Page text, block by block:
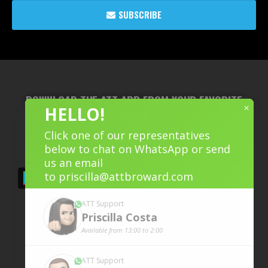
SUBSCRIBE
DOWNLOAD THE ATT APP FROM YOUR FAVORITE
×
HELLO!
Click one of our representatives
below to chat on WhatsApp or send
us an email
to priscilla@attbroward.com
ATT Support
Priscilla Costa
Available from 13:00 to 2:00
ATT Support